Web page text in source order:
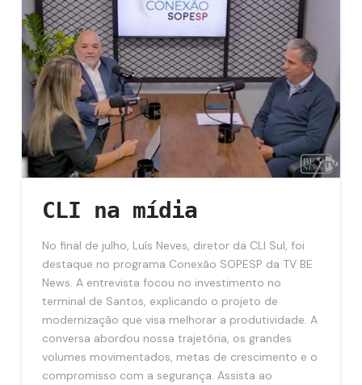
CLI na mídia
No final de julho, Luís Neves, diretor da CLI Sul, foi
destaque no programa Conexão SOPESP da TV BE
News. A entrevista focou no investimento no
terminal de Santos, explicando o projeto de
modernização que visa melhorar a produtividade. A
conversa abordou nossa trajetória, os grandes
volumes movimentados, metas de crescimento e o
compromisso com a segurança. Assista ao